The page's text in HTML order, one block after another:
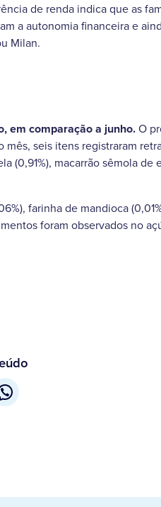
de renda indica que as
a autonomia financeira e
Milan.
em comparação a junho.O
seis itens registraram
(0,91%), macarrão sêmola de
farinha de mandioca
foram observados no